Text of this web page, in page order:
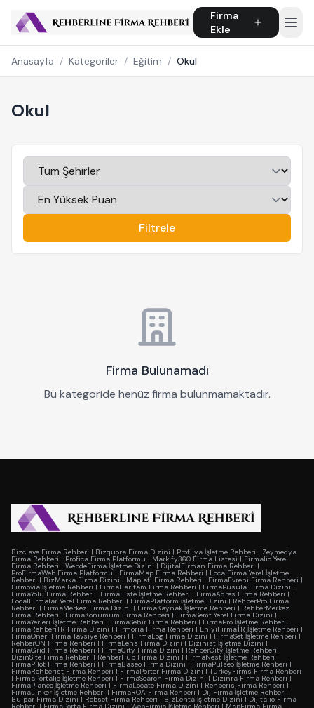
Firma
Ekle
Anasayfa / Kategoriler / Eğitim / Okul
Okul
Filtrele
Firma Bulunamadı
Bu kategoride henüz firma bulunmamaktadır.
Bizclave Firma Rehberi | Bizquora Firma Dizini | Profilya İşletme Rehberi | Zeymedya
Firma Rehberi | Profica Firma Platformu | Markify360 Firma Listesi | Firmalio Yerel
Firma Rehberi | WebdeFirma İşletme Dizini | DijitalFirman Firma Rehberi |
ProFirmaWeb Firma Platformu | FirmaMap Firma Rehberi | LocalFirma Yerel İşletme
Rehberi | BizMarka Firma Dizini | Maplafi Firma Rehberi | FirmaEvreni Firma Rehberi |
Firmovia İşletme Rehberi | FirmaHaritam Firma Rehberi | FirmaPusula Firma Dizini |
FirmaYolu Firma Rehberi | FirmaListe İşletme Rehberi | FirmaAdres Firma Rehberi |
LocalFirmalar Yerel Firma Rehberi | FirmaPlatform İşletme Dizini | RehberPro Firma
Rehberi | FirmaMerkez Firma Dizini | FirmaKaynak İşletme Rehberi | RehberMerkez
Firma Rehberi | FirmaKonumum Firma Rehberi | FirmaSemt Yerel Firma Dizini |
FirmaYerleri İşletme Rehberi | FirmaSehir Firma Rehberi | FirmaPro İşletme Rehberi |
FirmaRehberiTR Firma Dizini | Firmoria Firma Rehberi | EniyiFirmaTR İşletme Rehberi |
FirmaOneri Firma Tavsiye Rehberi | FirmaLog Firma Dizini |FirmaSet İşletme Rehberi |
RehberON Firma Rehberi | FirmaLens Firma Dizini | Dizinist İşletme Dizini |
FirmaGrid Firma Rehberi | FirmaCity Firma Dizini | RehberCity İşletme Rehberi |
DizinSite Firma Rehberi | RehberHub Firma Dizini | FirmaNest İşletme Rehberi |
FirmaPilot Firma Rehberi | FirmaBaseo Firma Dizini | FirmaPulseo İşletme Rehberi |
FirmaRehberist Firma Rehberi | FirmaPorter Firma Dizini | TurkeyFirms Firma Rehberi
| FirmaPortalio İşletme Rehberi | FirmaSearch Firma Dizini | Dizinra Firma Rehberi |
FirmaPlaneo İşletme Rehberi | FirmaLocate Firma Dizini | Rehberis Firma Rehberi |
FirmaLinker İşletme Rehberi | FirmaROA Firma Rehberi | DijiFirma İşletme Rehberi |
Bulpar Firma Dizini | Rebset Firma Rehberi | BizLenta İşletme Dizini | Dijitalio Firma